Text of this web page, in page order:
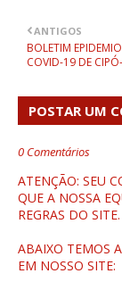
ANTIGOS
BOLETIM
COVID-19 DE
POSTAR UM
0 Comentários
ATENÇÃO: SEU
QUE A NOSSA
REGRAS DO SITE.
ABAIXO TEMOS
EM NOSSO SITE: